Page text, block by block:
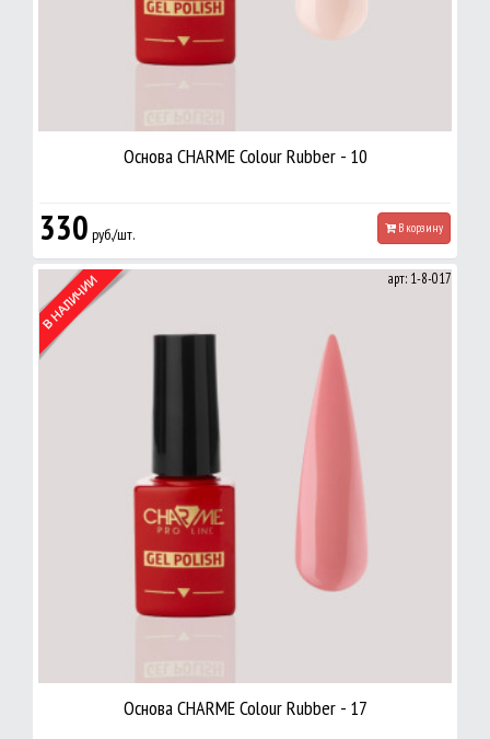
Основа CHARME Colour Rubber - 10
330 руб./шт. В корзину
арт: 1-8-017
Основа CHARME Colour Rubber - 17